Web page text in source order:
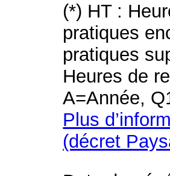
(*) HT :
pratiques
pratiques
Heures de
A=Année,
Plus
(décret